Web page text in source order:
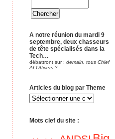
A notre réunion du mardi 9
septembre, deux chasseurs
de tête spécialisés dans la
Tech…
débattront sur : demain, tous Chief
AI Officers ?
Articles du blog par Theme
Articles
du
blog
Mots clef du site :